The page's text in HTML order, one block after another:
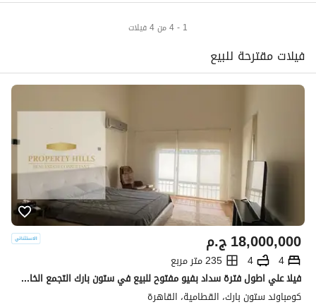
1 - 4 من 4 فيلات
فيلات مقترحة للبيع
ج.م18,000,000
4
4
235 متر مربع
فيلا علي اطول فترة سداد بفيو مفتوح للبيع في ستون بارك التجمع الخامس بجوار غرب الجولف
كومباوند ستون بارك، القطامية، القاهرة